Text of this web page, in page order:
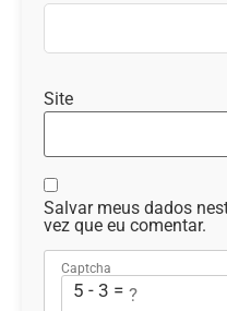
Site
Salvar meus dados
vez que eu comentar.
Captcha
5 - 3 = ?